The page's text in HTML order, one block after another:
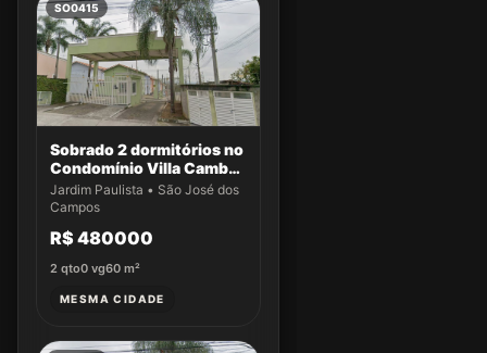
SO0415
Sobrado 2 dormitórios no
Condomínio Villa Cambuí
- Casa 009
Jardim Paulista • São José dos
Campos
R$ 480000
2 qto0 vg60 m²
MESMA CIDADE